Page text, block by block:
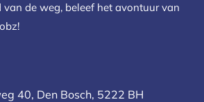
van de weg, beleef het avontuur van
40, Den Bosch, 5222 BH